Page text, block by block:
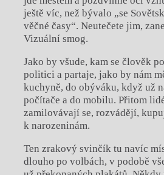
ještě víc, než bývalo „se
věčné časy“. Neutečete jim,
Vizuální smog.
Jako by všude, kam se člověk
politici a partaje, jako by nám
kuchyně, do obýváku, když už
počítače a do mobilu. Přitom
zamilovávají se, rozvádějí,
k narozeninám.
Ten zrakový svinčík tu navíc
dlouho po volbách, v podobě